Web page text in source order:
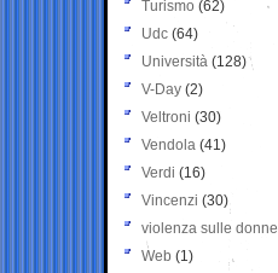
Turismo (62)
Udc (64)
Università (128)
V-Day (2)
Veltroni (30)
Vendola (41)
Verdi (16)
Vincenzi (30)
violenza sulle donne
Web (1)